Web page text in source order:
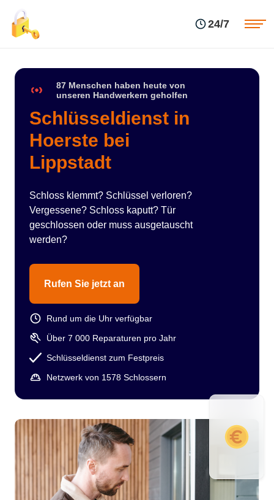
24/7
87 Menschen haben heute von
unseren Handwerkern geholfen
Schlüsseldienst in
Hoerste bei
Lippstadt
Schloss klemmt? Schlüssel verloren?
Vergessene? Schloss kaputt? Tür
geschlossen oder muss ausgetauscht
werden?
Rufen Sie jetzt an
Rund um die Uhr verfügbar
Über 7 000 Reparaturen pro Jahr
Schlüsseldienst zum Festpreis
Netzwerk von 1578 Schlossern